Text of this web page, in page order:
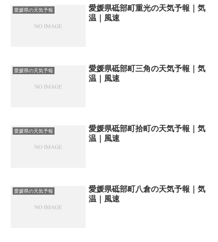
愛媛県の天気予報
愛媛県砥部町重光の天気予報｜気
温｜風速
愛媛県の天気予報
愛媛県砥部町三角の天気予報｜気
温｜風速
愛媛県の天気予報
愛媛県砥部町拾町の天気予報｜気
温｜風速
愛媛県の天気予報
愛媛県砥部町八倉の天気予報｜気
温｜風速